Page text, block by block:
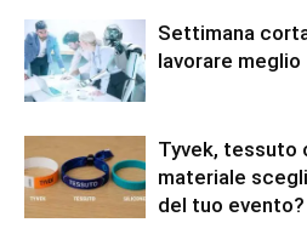
Settimana
lavorare meglio
Tyvek, tessuto
materiale
del tuo evento?